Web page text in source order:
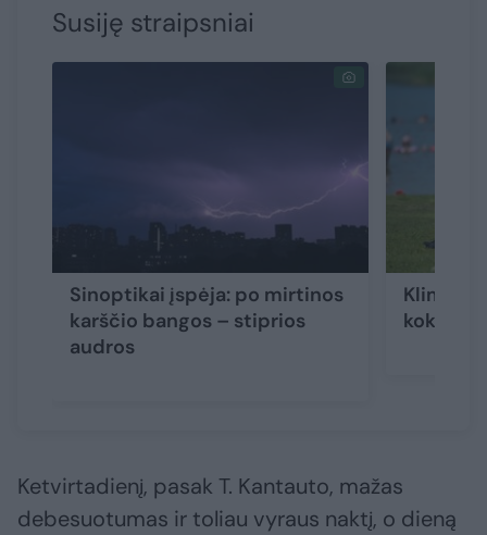
Susiję straipsniai
Sinoptikai įspėja: po mirtinos
karščio bangos – stiprios
audros
koks
Ketvirtadienį, pasak T. Kantauto, mažas
debesuotumas ir toliau vyraus naktį, o dieną